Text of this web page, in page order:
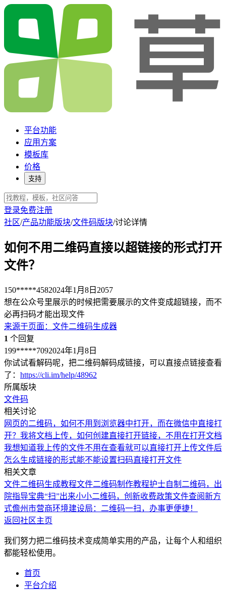
平台功能
应用方案
模板库
价格
支持
登录免费注册
社区/产品功能版块/文件码版块/讨论详情
如何不用二维码直接以超链接的形式打开
文件？
150*****4582024年1月8日 2057
想在公众号里展示的时候把需要展示的文件变成超链接，而不
必再扫码才能出现文件
来源于页面 ： 文件二维码生成器
1 个回复
199*****7092024年1月8日
你试试看解码呢，把二维码解码成链接，可以直接点链接查看
了： https://cli.im/help/48962
所属版块
文件码
相关讨论
网页的二维码，如何不用到浏览器中打开，而在微信中直接打
开？ 我将文档上传，如何创建直接打开链接，不用在打开文档
我想知道我上传的文件不用在查看就可以直接打开 上传文件后
怎么生成链接的形式能不能设置扫码直接打开文件
相关文章
文件二维码生成教程文件二维码制作教程护士自制二维码，出
院指导宝典“扫”出来小小二维码，创新收费政策文件查阅新方
式儋州市营商环境建设局：二维码一扫，办事更便捷！
返回社区主页
我们努力把二维码技术变成简单实用的产品，让每个人和组织
都能轻松使用。
首页
平台介绍